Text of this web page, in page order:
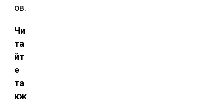
ов.
Чи
та
йт
е
та
кж